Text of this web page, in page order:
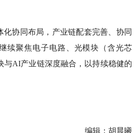
协同布局，产业链配套完善、协同
续聚焦电子电路、光模块（含光芯
与AI产业链深度融合，以持续稳健的
编辑：胡晨曦